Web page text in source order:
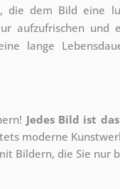
die dem Bild eine
aufzufrischen und
lange
Jedes Bild ist
moderne
Bildern, die Sie nur